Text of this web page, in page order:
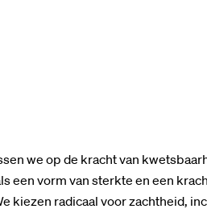
we op de kracht van
een vorm van sterkte en een
kiezen radicaal voor zachtheid,